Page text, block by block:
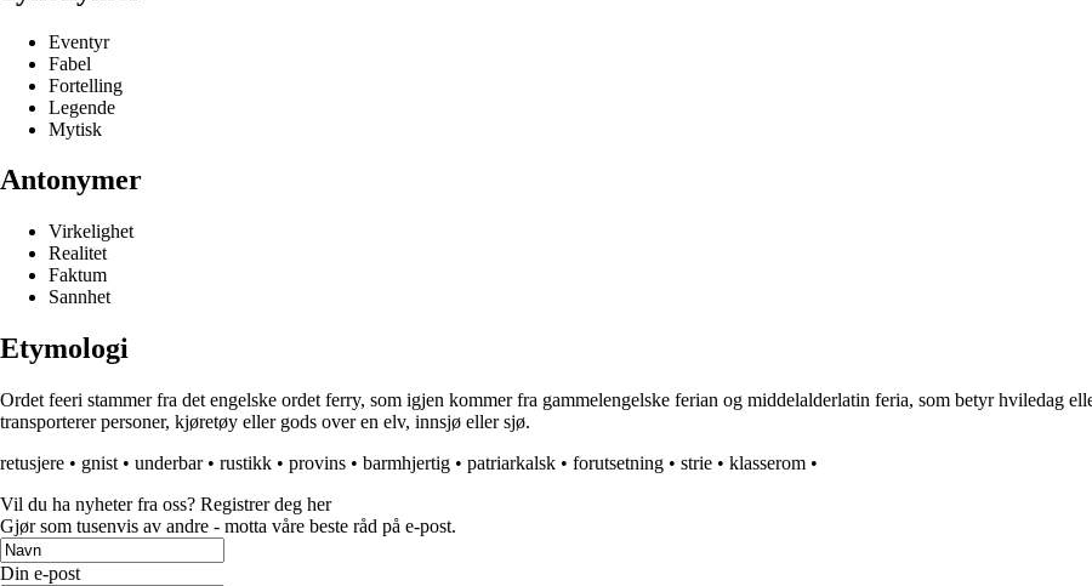
Eventyr
Fabel
Fortelling
Legende
Mytisk
Antonymer
Virkelighet
Realitet
Faktum
Sannhet
Etymologi
Ordet feeri stammer fra det engelske ordet ferry, som igjen kommer fra gammelengelske ferian og middelalderlatin feria, som betyr hviledag
transporterer personer, kjøretøy eller gods over en elv, innsjø eller sjø.
retusjere • gnist • underbar• rustikk • provins • barmhjertig • patriarkalsk • forutsetning • strie • klasserom •
Vil du ha nyheter fra oss? Registrer deg her
Gjør som tusenvis av andre - motta våre beste råd på e-post.
Din e-post